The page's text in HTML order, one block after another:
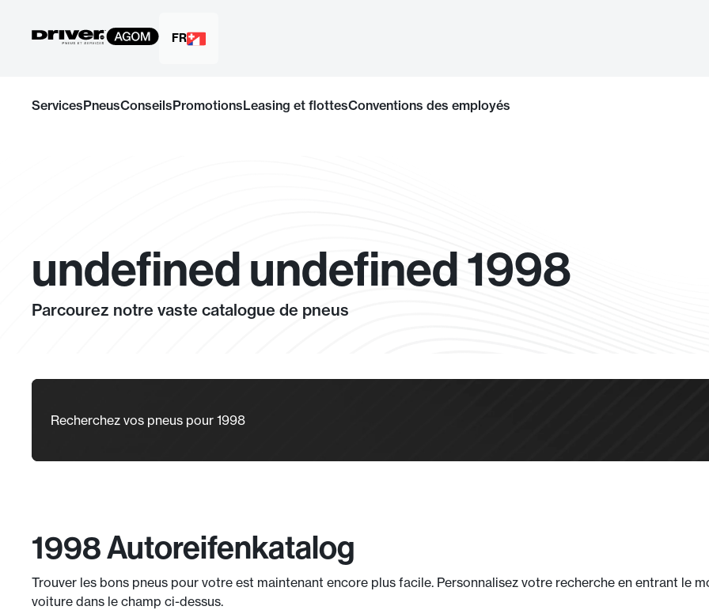
contenu
FR
ServicesPneusConseilsPromotionsLeasing et flottesConventions des employés
undefined undefined 1998
Parcourez notre vaste catalogue de pneus
Recherchez vos pneus pour 1998
1998 Autoreifenkatalog
Trouver les bons pneus pour votre est maintenant encore plus facile. Personnalisez votre recherche en entrant le
voiture dans le champ ci-dessus.